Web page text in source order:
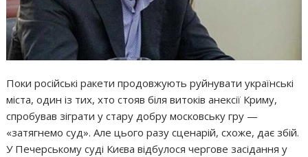
Поки російські ракети продовжують руйнувати українські
міста, один із тих, хто стояв біля витоків анексії Криму,
спробував зіграти у стару добру московську гру —
«затягнемо суд». Але цього разу сценарій, схоже, дає збій.
У Печерському суді Києва відбулося чергове засідання у